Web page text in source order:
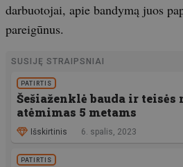
darbuotojai, apie bandymą juos
pareigūnus.
SUSIJĘ STRAIPSNIAI
PATIRTIS
Šešiaženklė bauda ir teisės
atėmimas 5 metams
Išskirtinis 6. spalis, 2023
PATIRTIS